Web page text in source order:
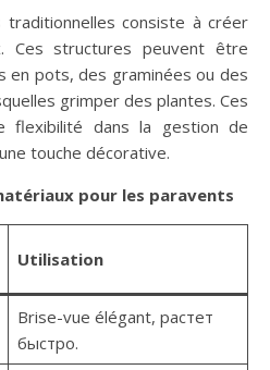
traditionnelles consiste à créer
Ces structures peuvent être
en pots, des graminées ou des
grimper des plantes. Ces
flexibilité dans la gestion de
touche décorative.
pour les paravents
Utilisation
Brise-vue élégant, растет
быстро.